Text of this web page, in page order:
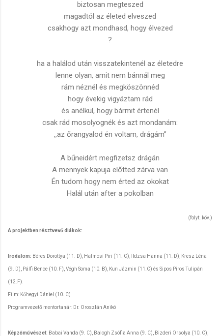
biztosan megteszed
magadtól az életed elveszed
csakhogy azt mondhasd, hogy élvezed
?
ha a halálod után visszatekintenél az életedre
lenne olyan, amit nem bánnál meg
rám néznél és megköszönnéd
hogy évekig vigyáztam rád
és anélkül, hogy bármit értenél
csak rád mosolyognék és azt mondanám:
,,az őrangyalod én voltam, drágám”
A bűneidért megfizetsz drágán
A mennyek kapuja előtted zárva van
Én tudom hogy nem érted az okokat
Halál után after a pokolban
(folyt. köv.)
A projektben résztvevő diákok:
Irodalom: Béres Dorottya (11. D), Halmosi Piri (11. C), Ildzsa Hanna (11. D), Kresz Léna
(9. D), Pálfi Bence (10. F), Végh Soma (10. B), Kun Jázmin (11.C) és Sipos Piros Tulipán
(12.F).
Film: Kőhegyi Dániel (10. C)
Programvezető mentortanár: Dr. Oroszlán Anikó
Képzőművészet: Babai Vanda (9. C), Balogh Zsófia Anna (9. C), Bizderi Orsolya (10. C),